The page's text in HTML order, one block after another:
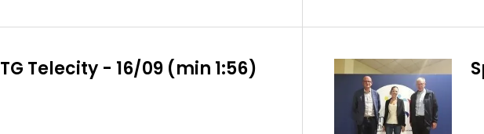
TG Telecity - 16/09 (min 1:56)